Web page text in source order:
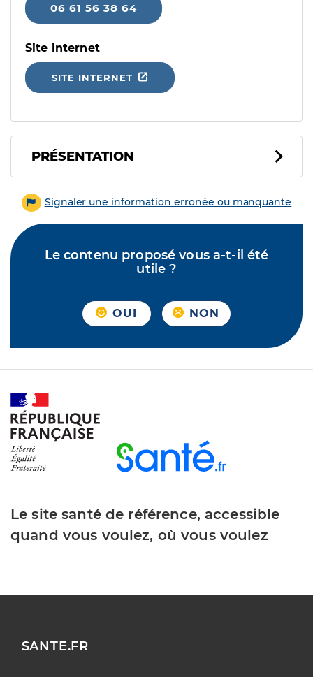
06 61 56 38 64
Site internet
SITE INTERNET
PRÉSENTATION
Signaler une information erronée ou manquante
Le contenu proposé vous a-t-il été
utile ?
OUI NON
Le site santé de référence, accessible
quand vous voulez, où vous voulez
SANTE.FR